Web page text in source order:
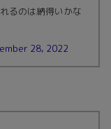
るのは納得いかな
28, 2022